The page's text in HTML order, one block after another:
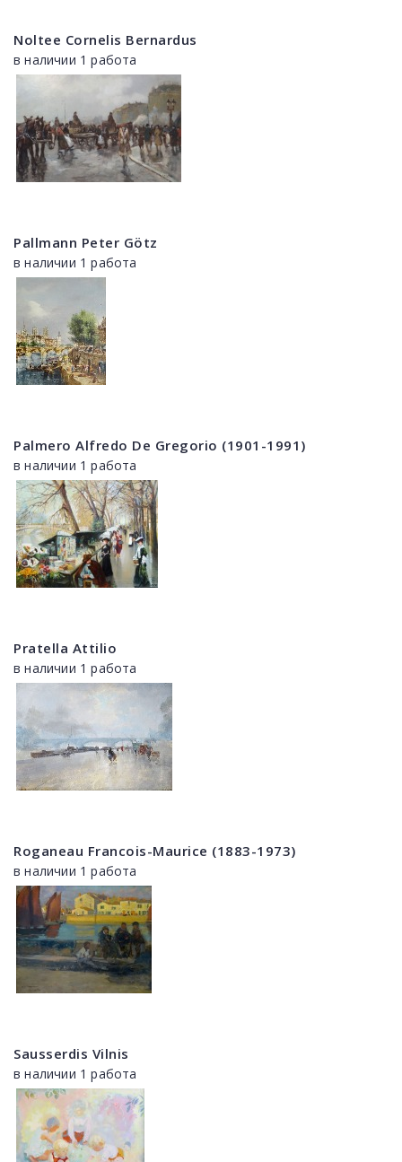
Noltee Cornelis Bernardus
в наличии 1 работа
Pallmann Peter Götz
в наличии 1 работа
Palmero Alfredo De Gregorio (1901-1991)
в наличии 1 работа
Pratella Attilio
в наличии 1 работа
Roganeau Francois-Maurice (1883-1973)
в наличии 1 работа
Sausserdis Vilnis
в наличии 1 работа